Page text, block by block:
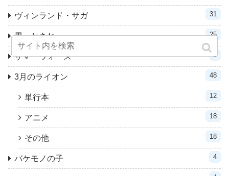
ヴィンランド・サガ 31
累－かさね－ 25
サマーウォーズ 3
3月のライオン 48
単行本 12
アニメ 18
その他 18
バケモノの子 4